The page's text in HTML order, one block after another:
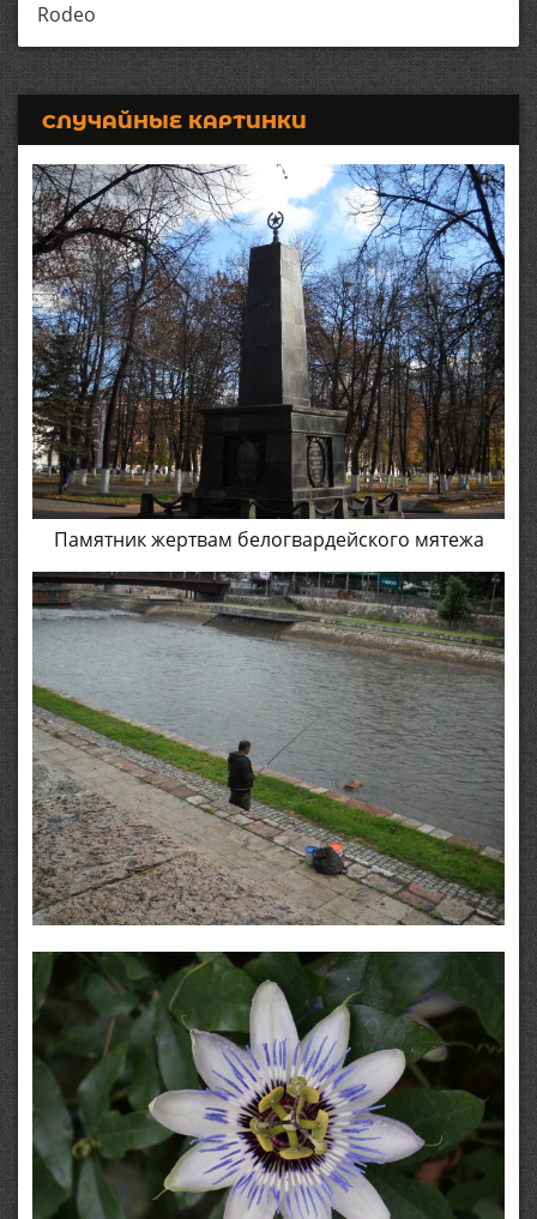
Rodeo
СЛУЧАЙНЫЕ КАРТИНКИ
Памятник жертвам белогвардейского мятежа